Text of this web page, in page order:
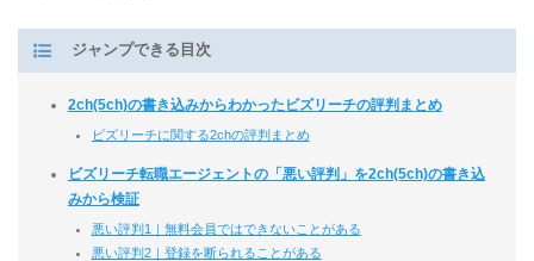
ジャンプできる目次
2ch(5ch)の書き込みからわかったビズリーチの評判まとめ
ビズリーチに関する2chの評判まとめ
ビズリーチ転職エージェントの「悪い評判」を2ch(5ch)の書き込
みから検証
悪い評判1｜無料会員ではできないことがある
悪い評判2｜登録を断られることがある